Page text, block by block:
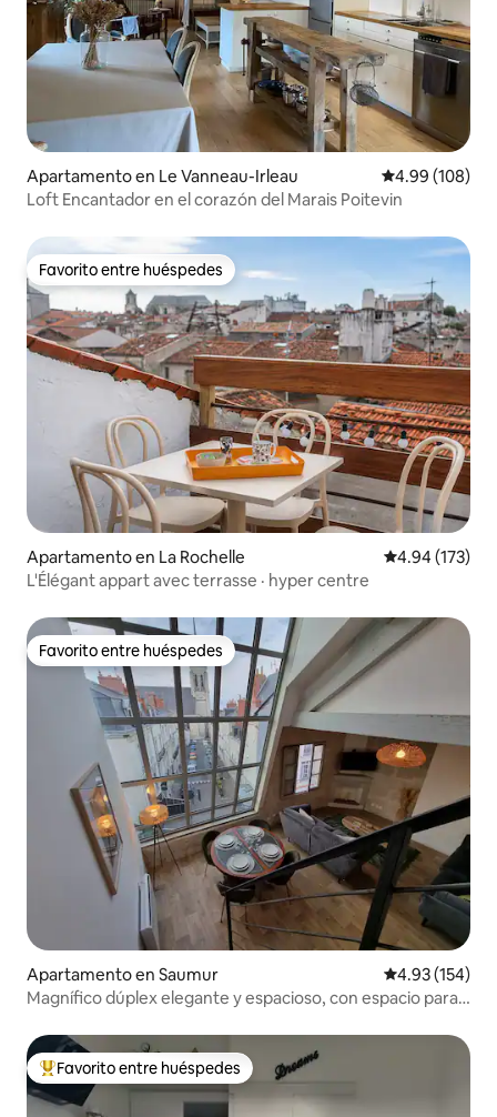
Apartamento en Le Vanneau-Irleau Calificación
4.99 (108)
Loft Encantador en el corazón del Marais Poitevin
Favorito entre huéspedes
Favorito entre huéspedes
Apartamento en La Rochelle Calificación
4.94 (173)
L'Élégant appart avec terrasse · hyper centre
Favorito entre huéspedes
Favorito entre huéspedes
Apartamento en Saumur Calificación
4.93 (154)
Magnífico dúplex elegante y espacioso, con espacio para
Favorito entre huéspedes preferido
Favorito entre huéspedes